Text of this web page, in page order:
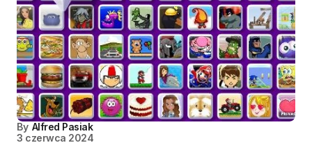
By Alfred Pasiak
3 czerwca 2024